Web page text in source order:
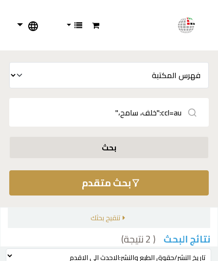
بحث
بحث متقدم
تنقيح بحثك
نتائج البحث ( 2 نتيجة)
ترتيب بواسطة: